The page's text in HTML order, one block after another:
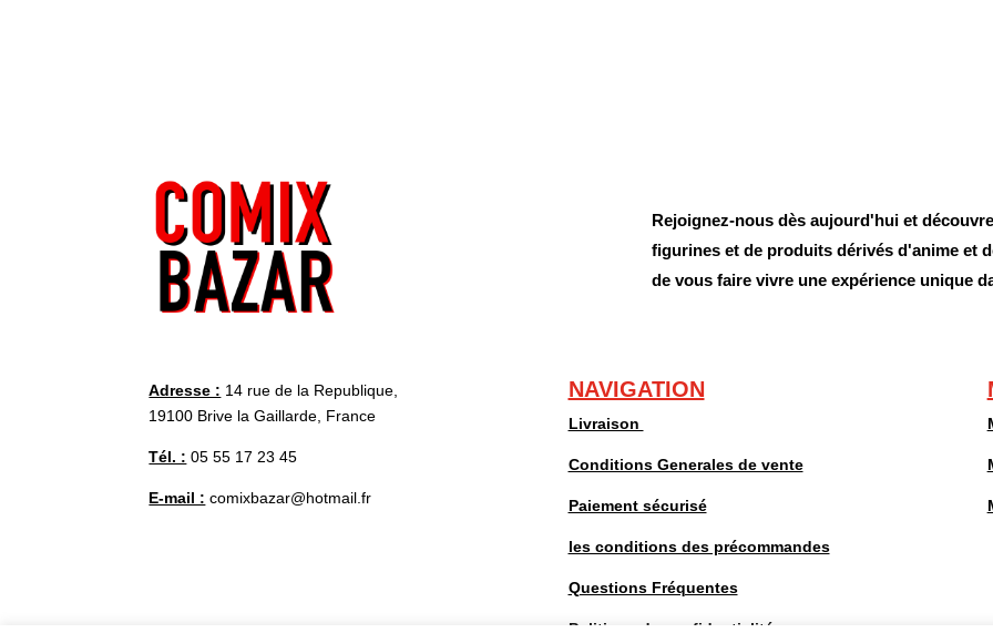
Rejoignez-nous dès aujourd'hui et
figurines et de produits dérivés d'anime et
de vous faire vivre une expérience unique
Adresse : 14 rue de la Republique,
19100 Brive la Gaillarde, France
Tél. : 05 55 17 23 45
E-mail : comixbazar@hotmail.fr
NAVIGATION
Livraison
Conditions Generales de vente
Paiement sécurisé
les conditions des précommandes
Questions Fréquentes
Politique de confidentialité